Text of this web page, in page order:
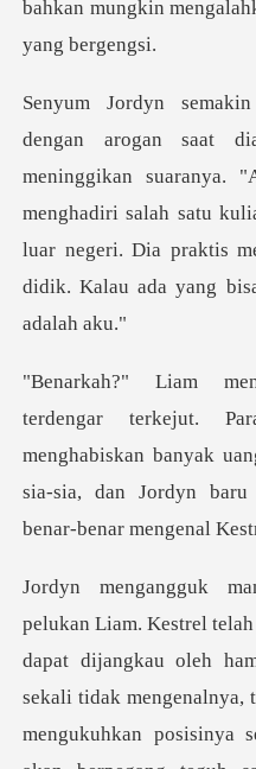
aranya.
menghadiri salah satu
luar negeri.
menghabiskan banyak
sia-s
ijangkau oleh
sekali tidak mengenalnya,
mengukuhka